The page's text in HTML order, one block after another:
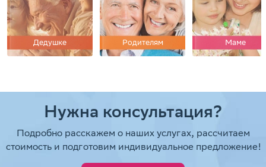
Дедушке Родителям Маме
Нужна консультация?
Подробно расскажем о наших услугах, рассчитаем
стоимость и подготовим индивидуальное предложение!